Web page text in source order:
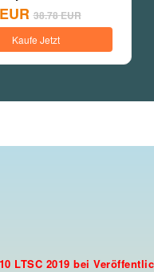
EUR 38.78EUR
Kaufe Jetzt
LTSC 2019 bei